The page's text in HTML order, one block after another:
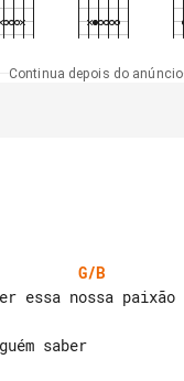
Continua depois do anúncio
G/B